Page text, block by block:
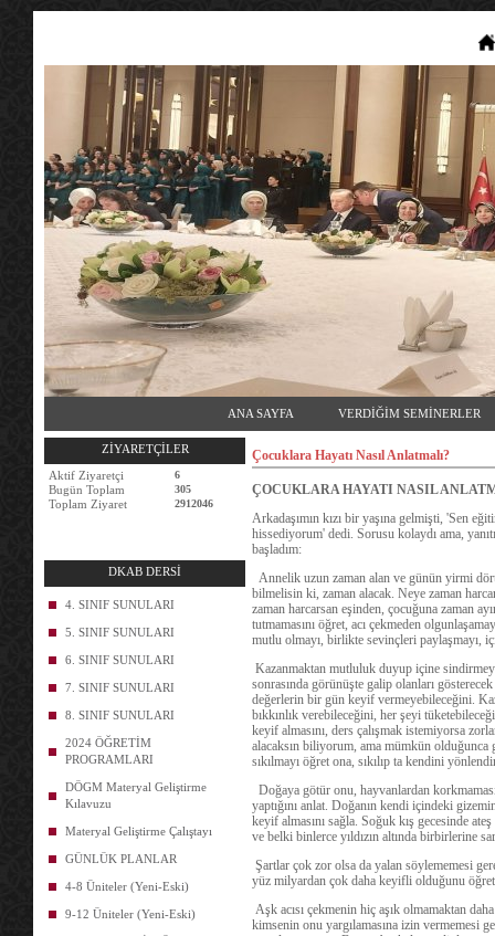
ANA SAYFA VERDİĞİM SEMİNERLER
ZİYARETÇİLER
Aktif Ziyaretçi
6
Bugün Toplam 305
Toplam Ziyaret 2912046
DKAB DERSİ
4. SINIF SUNULARI
5. SINIF SUNULARI
6. SINIF SUNULARI
7. SINIF SUNULARI
8. SINIF SUNULARI
2024 ÖĞRETİM
PROGRAMLARI
DÖGM Materyal Geliştirme
Kılavuzu
Materyal Geliştirme Çalıştayı
GÜNLÜK PLANLAR
4-8 Üniteler (Yeni-Eski)
9-12 Üniteler (Yeni-Eski)
Çocuklara Hayatı Nasıl Anlatmalı?
ÇOCUKLARA HAYATI NASIL
Arkadaşımın kızı bir yaşına gelmişti, 'Sen
hissediyorum' dedi. Sorusu kolaydı ama,
başladım:
Annelik uzun zaman alan ve günün yirmi
bilmelisin ki, zaman alacak. Neye zaman
zaman harcarsan eşinden, çocuğuna zaman
tutmamasını öğret, acı çekmeden
mutlu olmayı, birlikte sevinçleri paylaşmayı,
Kazanmaktan mutluluk duyup içine
sonrasında görünüşte galip olanları
değerlerin bir gün keyif vermeyebileceğini.
bıkkınlık verebileceğini, her şeyi
keyif almasını, ders çalışmak istemiyorsa
alacaksın biliyorum, ama mümkün olduğunca
sıkılmayı öğret ona, sıkılıp ta kendini
Doğaya götür onu, hayvanlardan
yaptığını anlat. Doğanın kendi içindeki
keyif almasını sağla. Soğuk kış gecesinde
ve belki binlerce yıldızın altında birbirlerine
Şartlar çok zor olsa da yalan söylememesi
yüz milyardan çok daha keyifli olduğunu
Aşk acısı çekmenin hiç aşık olmamaktan
kimsenin onu yargılamasına izin vermemesi